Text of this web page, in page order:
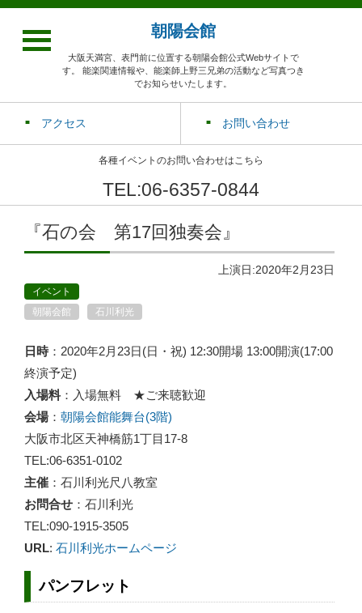
朝陽会館
大阪天満宮、表門前に位置する朝陽会館公式Webサイトで
す。 能楽関連情報や、能楽師上野三兄弟の活動など写真つき
でお知らせいたします。
アクセス お問い合わせ
各種イベントのお問い合わせはこちら
TEL:06-6357-0844
『石の会 第17回独奏会』
上演日:2020年2月23日
イベント
朝陽会館
石川利光
日時：2020年2月23日(日・祝) 12:30開場 13:00開演(17:00
終演予定)
入場料 ：入場無料 ★ご来聴歓迎
会場： 朝陽会館能舞台(3階)
大阪市北区天神橋筋1丁目17-8
TEL:06-6351-0102
主催 ：石川利光尺八教室
お問合せ ：石川利光
TEL:090-1915-3505
URL: 石川利光ホームページ
パンフレット